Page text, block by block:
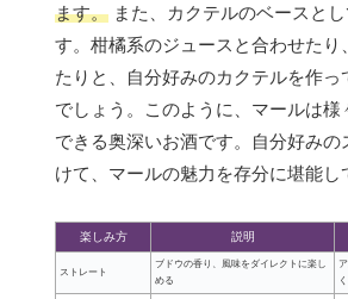
ます。 また、カクテルのベースと
す。柑橘系のジュースと合わせたり
たりと、自分好みのカクテルを作っ
でしょう。このように、マールは様
できる奥深いお酒です。自分好みの
けて、マールの魅力を存分に堪能し
楽しみ方 説明
ストレート
ブドウの香り、風味をダイレクトに楽し
める